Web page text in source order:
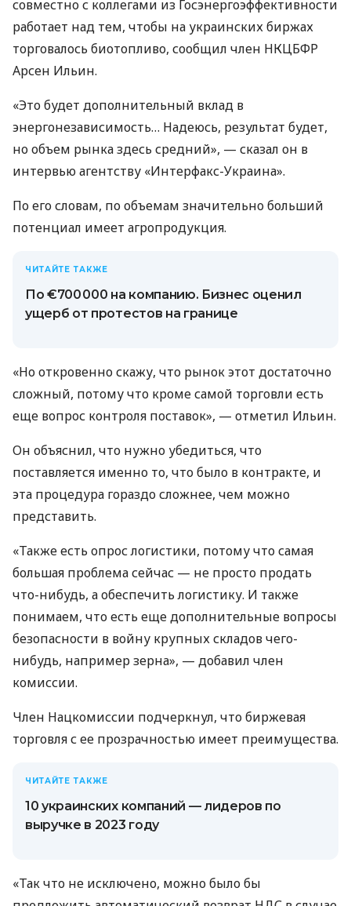
совместно с коллегами из Госэнергоэффективности
работает над тем, чтобы на украинских биржах
торговалось биотопливо, сообщил член НКЦБФР
Арсен Ильин.
«Это будет дополнительный вклад в
энергонезависимость… Надеюсь, результат будет,
но объем рынка здесь средний», — сказал он в
интервью агентству «Интерфакс-Украина».
По его словам, по объемам значительно больший
потенциал имеет агропродукция.
ЧИТАЙТЕ ТАКЖЕ
По €700 000 на компанию. Бизнес оценил
ущерб от протестов на границе
«Но откровенно скажу, что рынок этот достаточно
сложный, потому что кроме самой торговли есть
еще вопрос контроля поставок», — отметил Ильин.
Он объяснил, что нужно убедиться, что
поставляется именно то, что было в контракте, и
эта процедура гораздо сложнее, чем можно
представить.
«Также есть опрос логистики, потому что самая
большая проблема сейчас — не просто продать
что-нибудь, а обеспечить логистику. И также
понимаем, что есть еще дополнительные вопросы
безопасности в войну крупных складов чего-
нибудь, например зерна», — добавил член
комиссии.
Член Нацкомиссии подчеркнул, что биржевая
торговля с ее прозрачностью имеет преимущества.
ЧИТАЙТЕ ТАКЖЕ
10 украинских компаний — лидеров по
выручке в 2023 году
«Так что не исключено, можно было бы